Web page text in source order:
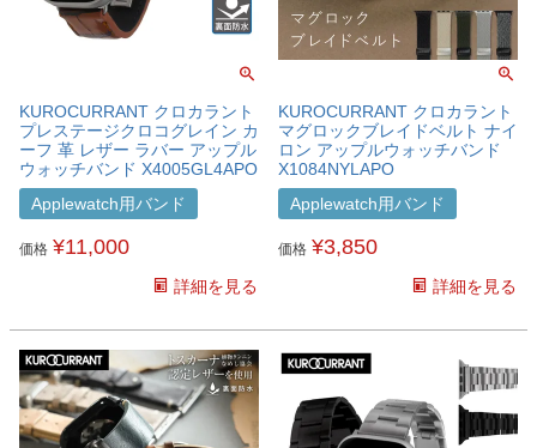
KUROCURRANT クロカラント
プレステージクロコグレイン カ
ーフ 革 レザー ラバー アップル
ウォッチバンド X4005GL4APO
Applewatch用バンド
価格 ¥11,000
詳細を見る
KUROCURRANT クロカラント
マグロックブレイドベルト ナイ
ロン アップルウォッチバンド
X1084NYLAPO
Applewatch用バンド
価格 ¥3,850
詳細を見る